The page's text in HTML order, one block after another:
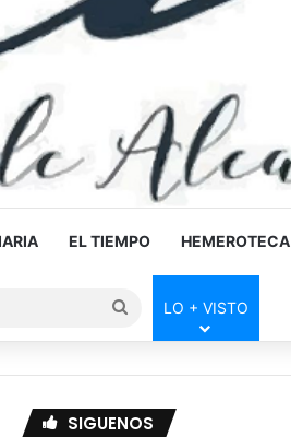
EL TIEMPO HEMEROTECA
Buscar
por
LO + VISTO
SIGUENOS